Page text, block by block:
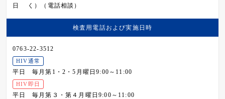
日
く）（電話相談）
検査用電話および実施日時
0763-22-3512
HIV通常
平日 毎月第1・2・5月曜日9:00～11:00
HIV即日
平日 毎月第３・第４月曜日9:00～11:00